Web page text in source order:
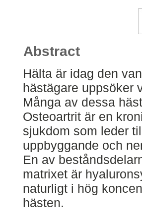
Abstract
Hälta är idag den
hästägare uppsöker
Många av dessa
Osteoartrit är en
sjukdom som leder
uppbyggande och
En av
matrixet är
naturligt i hög
hästen.